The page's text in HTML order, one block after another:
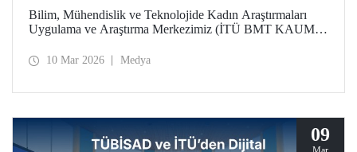
Bilim, Mühendislik ve Teknolojide Kadın Araştırmaları
Uygulama ve Araştırma Merkezimiz (İTÜ BMT KAUM)
“Kadınların Geleceğini Güçlendiren Üniversite Ödülü”ne
10 Mar 2026 Medya
09